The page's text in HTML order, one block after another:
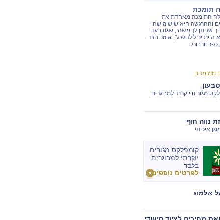
תומכת
התומכת מאחדת את
וההרגשה היא שיש מישהו
שנותן לך משהו, שגם בעד
היית יכול להשיג", אומר חבר
וורבורג.
ממומנים
מגורים יוקרתי למבוגרים
נווה חוף
איכותי
קומפלקס מגורים
יוקרתי למבוגרים
בלבד
לפרטים נוספים
אלמוג